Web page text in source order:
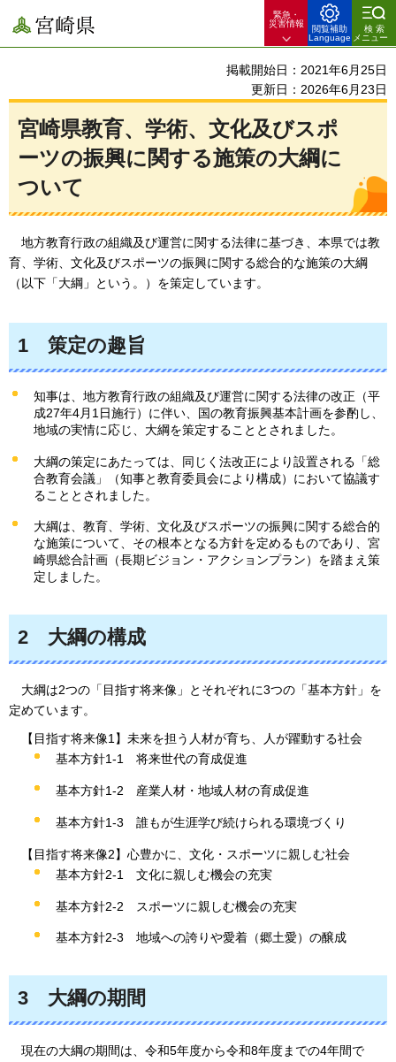
宮崎県
緊急・
災害情報
閲覧補助
Language
検索
メニュー
掲載開始日：2021年6月25日
更新日：2026年6月23日
宮崎県教育、学術、文化及びスポ
ーツの振興に関する施策の大綱に
ついて
地方教育行政の組織及び運営に関する法律に基づき、本県では教
育、学術、文化及びスポーツの振興に関する総合的な施策の大綱
（以下「大綱」という。）を策定しています。
1 策定の趣旨
知事は、地方教育行政の組織及び運営に関する法律の改正（平
成27年4月1日施行）に伴い、国の教育振興基本計画を参酌し、
地域の実情に応じ、大綱を策定することとされました。
大綱の策定にあたっては、同じく法改正により設置される「総
合教育会議」（知事と教育委員会により構成）において協議す
ることとされました。
大綱は、教育、学術、文化及びスポーツの振興に関する総合的
な施策について、その根本となる方針を定めるものであり、宮
崎県総合計画（長期ビジョン・アクションプラン）を踏まえ策
定しました。
2 大綱の構成
大綱は2つの「目指す将来像」とそれぞれに3つの「基本方針」を
定めています。
【目指す将来像1】未来を担う人材が育ち、人が躍動する社会
基本方針1-1
将来世代の育成促進
基本方針1-2 産業人材・地域人材の育成促進
基本方針1-3 誰もが生涯学び続けられる環境づくり
【目指す将来像2】心豊かに、文化・スポーツに親しむ社会
基本方針2-1
文化に親しむ機会の充実
基本方針2-2 スポーツに親しむ機会の充実
基本方針2-3 地域への誇りや愛着（郷土愛）の醸成
3 大綱の期間
現在の大綱の期間は、令和5年度から令和8年度までの4年間で